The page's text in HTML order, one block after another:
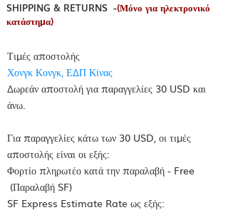
SHIPPING & RETURNS -(Μόνο για ηλεκτρονικό
κατάστημα)
Τιμές αποστολής
Χονγκ Κονγκ, ΕΔΠ Κίνας
Δωρεάν αποστολή για παραγγελίες 30 USD και
άνω.
Για παραγγελίες κάτω των 30 USD, οι τιμές
αποστολής είναι οι εξής:
Φορτίο πληρωτέο κατά την παραλαβή - Free
(Παραλαβή SF)
SF Express Estimate Rate ως εξής: